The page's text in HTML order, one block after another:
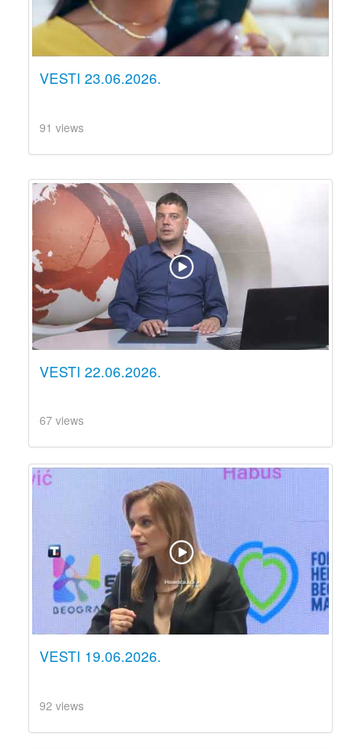
VESTI 23.06.2026.
91 views
VESTI 22.06.2026.
67 views
VESTI 19.06.2026.
92 views